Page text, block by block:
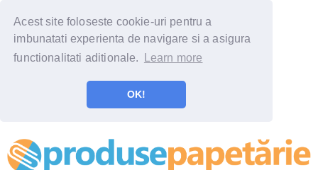
Acest site foloseste cookie-uri pentru a
imbunatati experienta de navigare si a asigura
functionalitati aditionale.
Learn more
OK!